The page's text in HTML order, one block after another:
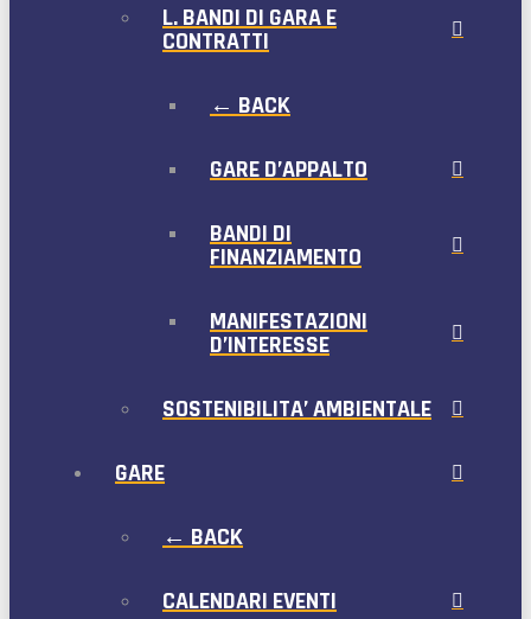
L. BANDI DI GARA E
CONTRATTI
← BACK
GARE D’APPALTO
BANDI DI
FINANZIAMENTO
MANIFESTAZIONI
D’INTERESSE
SOSTENIBILITA’ AMBIENTALE
GARE
← BACK
CALENDARI EVENTI